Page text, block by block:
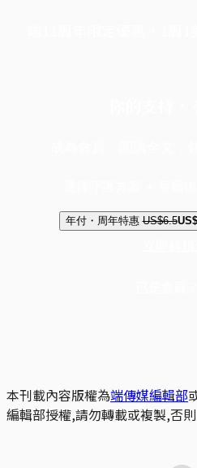
年付・周年特惠 US$6.5
本刊載內容版權為端傳媒編輯部
編輯部授權,請勿轉載或複製,否